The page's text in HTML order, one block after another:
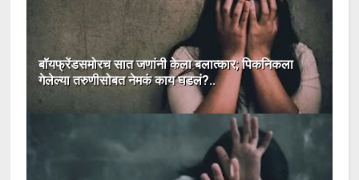
बॉयफ्रेंडसमोरच सात जणांनी केला बलात्कार; पिकनिकला
गेलेल्या तरुणीसोबत नेमकं काय घडलं?..